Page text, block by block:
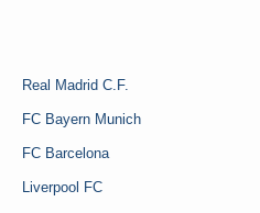
Real Madrid C.F.
FC Bayern Munich
FC Barcelona
Liverpool FC